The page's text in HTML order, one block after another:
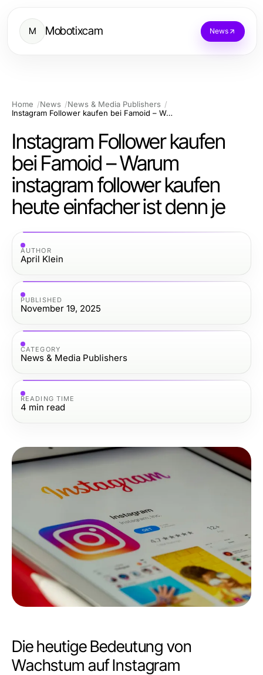
M Mobotixcam News
Home News
News & Media Publishers
Instagram Follower kaufen bei Famoid – Warum instagram follower kaufen heute einfacher ist denn je
Instagram Follower kaufen
bei Famoid – Warum
instagram follower kaufen
heute einfacher ist denn je
AUTHOR
April Klein
PUBLISHED
November 19, 2025
CATEGORY
News & Media Publishers
READING TIME
4 min read
Die heutige Bedeutung von
Wachstum auf Instagram